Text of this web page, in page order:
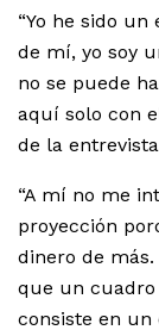
“Yo he sido
de mí, yo soy
no se puede
aquí solo con
de la
“A mí no me
proyección
dinero de
que un
consiste en un